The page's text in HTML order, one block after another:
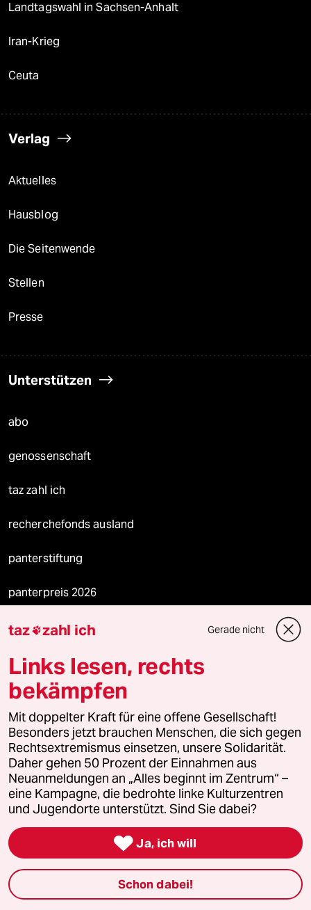
Landtagswahl in Sachsen-Anhalt
Iran-Krieg
Ceuta
Verlag
Aktuelles
Hausblog
Die Seitenwende
Stellen
Presse
Unterstützen
abo
genossenschaft
taz zahl ich
recherchefonds ausland
panterstiftung
panterpreis 2026
Podcast
bundestalk
fernverbindung
klima update°
Mauerecho
Freie Rede
reingehen
taz zahl ich Gerade nicht
Links lesen, rechts
bekämpfen
Mit doppelter Kraft für eine offene Gesellschaft!
Besonders jetzt brauchen Menschen, die sich gegen
Rechtsextremismus einsetzen, unsere Solidarität.
Daher gehen 50 Prozent der Einnahmen aus
Neuanmeldungen an „Alles beginnt im Zentrum“ –
eine Kampagne, die bedrohte linke Kulturzentren
und Jugendorte unterstützt. Sind Sie dabei?
 Ja, ich will
Schon dabei!